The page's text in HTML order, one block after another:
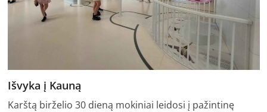
Išvyka į Kauną
Karštą birželio 30 dieną mokiniai leidosi į pažintinę